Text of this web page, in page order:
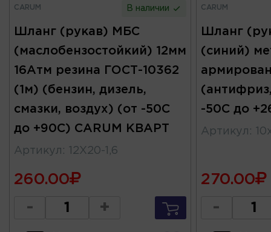
CARUM В наличии
Шланг (рукав) МБС
(маслобензостойкий) 12мм
16Атм резина ГОСТ-10362
(1м) (бензин, дизель,
смазки, воздух) (от -50С
до +90С) CARUM КВАРТ
Артикул : 12X20-1,6
260.00
- +
CARUM
Шланг
(синий)
-50С до
Артикул :
270.00
-